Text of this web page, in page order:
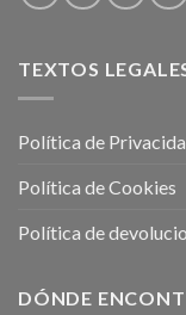
TEXTOS
Política de
Política de Cookies
Política de
DÓNDE